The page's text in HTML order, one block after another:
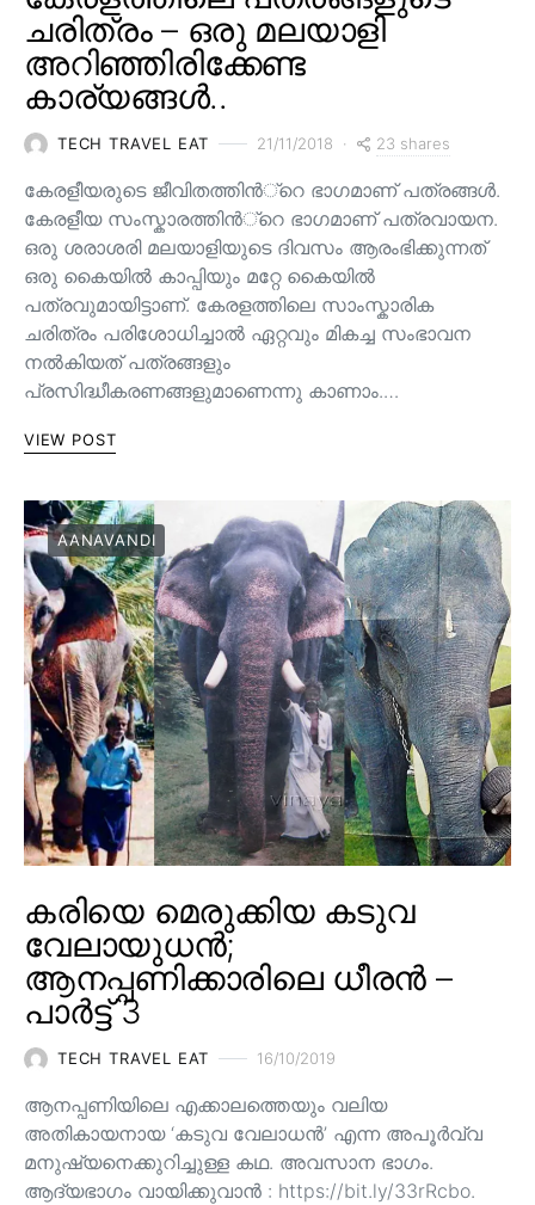
ചരിത്രം – ഒരു മലയാളി
അറിഞ്ഞിരിക്കേണ്ട
കാര്യങ്ങൾ..
TECH TRAVEL EAT 21/11/2018 23 shares
കേരളീയരുടെ ജീവിതത്തിന്‍്റെ ഭാഗമാണ് പത്രങ്ങള്‍.
കേരളീയ സംസ്കാരത്തിന്‍്റെ ഭാഗമാണ് പത്രവായന.
ഒരു ശരാശരി മലയാളിയുടെ ദിവസം ആരംഭിക്കുന്നത്
ഒരു കൈയില്‍ കാപ്പിയും മറ്റേ കൈയില്‍
പത്രവുമായിട്ടാണ്. കേരളത്തിലെ സാംസ്കാരിക
ചരിത്രം പരിശോധിച്ചാല്‍ ഏറ്റവും മികച്ച സംഭാവന
നല്‍കിയത് പത്രങ്ങളും
പ്രസിദ്ധീകരണങ്ങളുമാണെന്നു കാണാം.…
VIEW POST
AANAVANDI
കരിയെ മെരുക്കിയ കടുവ
വേലായുധൻ;
ആനപ്പണിക്കാരിലെ ധീരൻ –
പാർട്ട് 3
TECH TRAVEL EAT 16/10/2019
ആനപ്പണിയിലെ എക്കാലത്തെയും വലിയ
അതികായനായ ‘കടുവ വേലാധൻ’ എന്ന അപൂർവ്വ
മനുഷ്യനെക്കുറിച്ചുള്ള കഥ. അവസാന ഭാഗം.
ആദ്യഭാഗം വായിക്കുവാൻ : https://bit.ly/33rRcbo.